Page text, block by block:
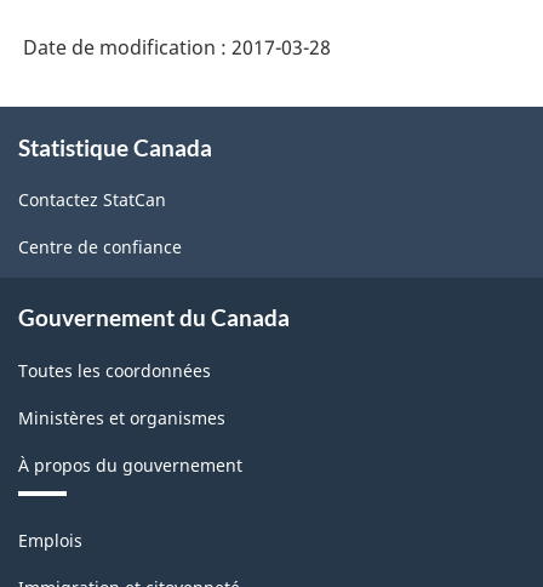
Structure
de
la
Date de modification : 2017-03-28
propos
ce
site
Statistique Canada
Contactez StatCan
Centre de confiance
Gouvernement du Canada
Toutes les coordonnées
Ministères et organismes
À propos du gouvernement
Thèmes
sujets
Emplois